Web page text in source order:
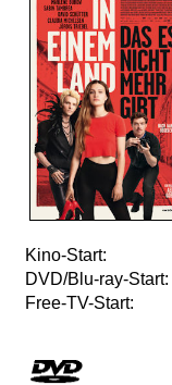
Kino-Start:
DVD/Blu-ray-Start:
Free-TV-Start: